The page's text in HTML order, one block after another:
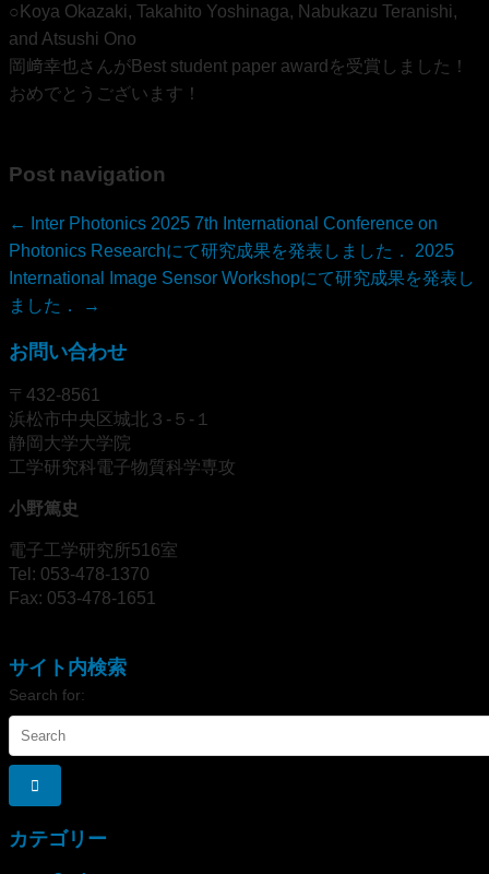
○Koya Okazaki, Takahito Yoshinaga, Nabukazu Teranishi,
and Atsushi Ono
岡﨑幸也さんがBest student paper awardを受賞しました！
おめでとうございます！
Post navigation
←
Inter Photonics 2025 7th International Conference on
Photonics Researchにて研究成果を発表しました．
2025
International Image Sensor Workshopにて研究成果を発表し
ました．
→
お問い合わせ
〒432-8561
浜松市中央区城北３-５-１
静岡大学大学院
工学研究科電子物質科学専攻
小野篤史
電子工学研究所516室
Tel: 053-478-1370
Fax: 053-478-1651
サイト内検索
Search for:
カテゴリー